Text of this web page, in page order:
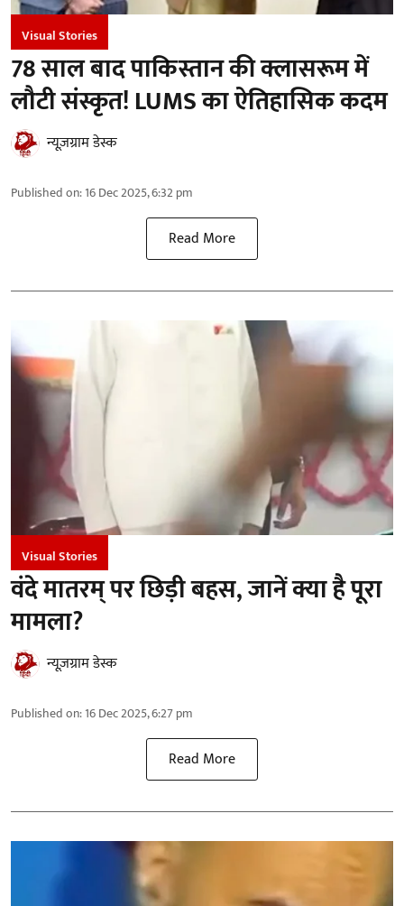
Visual Stories
78 साल बाद पाकिस्तान की क्लासरूम में
लौटी संस्कृत! LUMS का ऐतिहासिक कदम
न्यूज़ग्राम डेस्क
Published on:16 Dec 2025, 6:32 pm
Read More
Visual Stories
वंदे मातरम् पर छिड़ी बहस, जानें क्या है पूरा
मामला?
न्यूज़ग्राम डेस्क
Published on:16 Dec 2025, 6:27 pm
Read More